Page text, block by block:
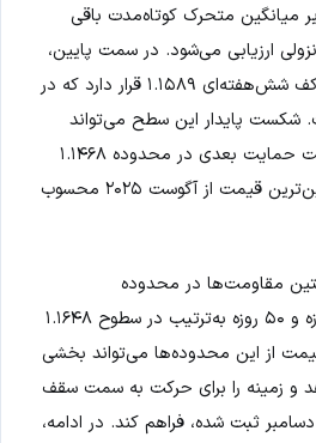
میانگین متحرک کوتاه‌مدت باقی
نزولی ارزیابی می‌شود. در سمت پایین،
حمایت مهم در محدوده کف شش‌هفته‌ای ۱.۱۵۸۹ قرار دارد که در
شکست پایدار این سطح می‌تواند
مسیر افت بیشتر را به سمت حمایت بعدی در محدوده ۱.۱۴۶۸
هموار کند؛ سطحی که پایین‌ترین قیمت از آگوست ۲۰۲۵ محسوب
مقاومت‌ها در محدوده
میانگین‌های متحرک ۹ روزه و ۵۰ روزه به‌ترتیب در سطوح ۱.۱۶۴۸
عبور قیمت از این محدوده‌ها می‌تواند بخشی
و زمینه را برای حرکت به سمت سقف
سه‌ماهه ۱.۱۸۰۸ که در ۲۴ دسامبر ثبت شده، فراهم کند. در ادامه،